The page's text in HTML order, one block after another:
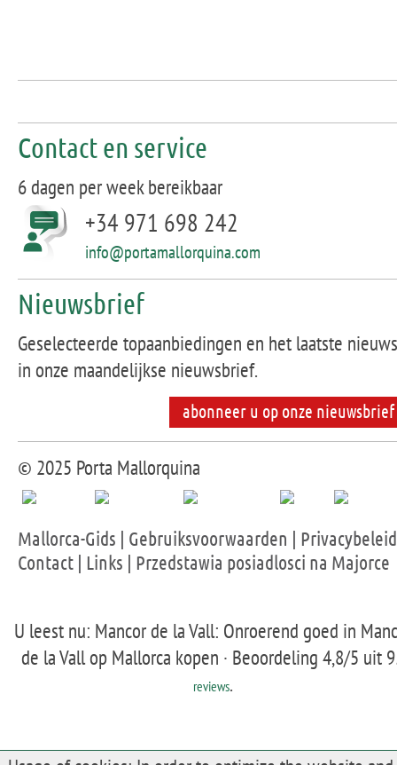
Contact en service
6 dagen per week bereikbaar
+34 971 698 242
info@portamallorquina.com
Nieuwsbrief
Geselecteerde topaanbiedingen en het laatste nieuws
in onze maandelijkse nieuwsbrief.
abonneer u op onze nieuwsbrief
© 2025 Porta Mallorquina
Mallorca-Gids | Gebruiksvoorwaarden | Privacybeleid
Contact | Links | Przedstawia posiadlosci na Majorce
U leest nu: Mancor de la Vall: Onroerend goed in
de la Vall op Mallorca kopen · Beoordeling 4,8/5 uit
reviews.